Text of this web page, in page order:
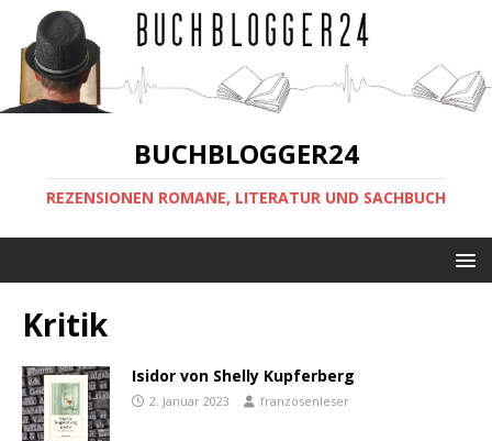
BUCHBLOGGER24
REZENSIONEN ROMANE, LITERATUR UND SACHBUCH
Kritik
Isidor von Shelly Kupferberg
2. Januar 2023 franzosenleser